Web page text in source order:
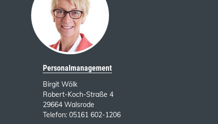
Personalmanagement
Birgit Wölk
Robert-Koch-Straße 4
29664 Walsrode
Telefon: 05161 602-1206